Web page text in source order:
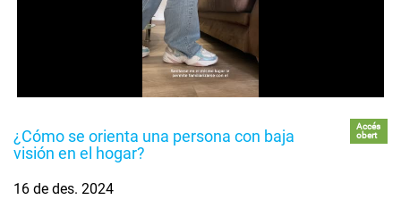
¿Cómo se orienta una persona con baja
visión en el hogar?
Accés
obert
16 de des. 2024